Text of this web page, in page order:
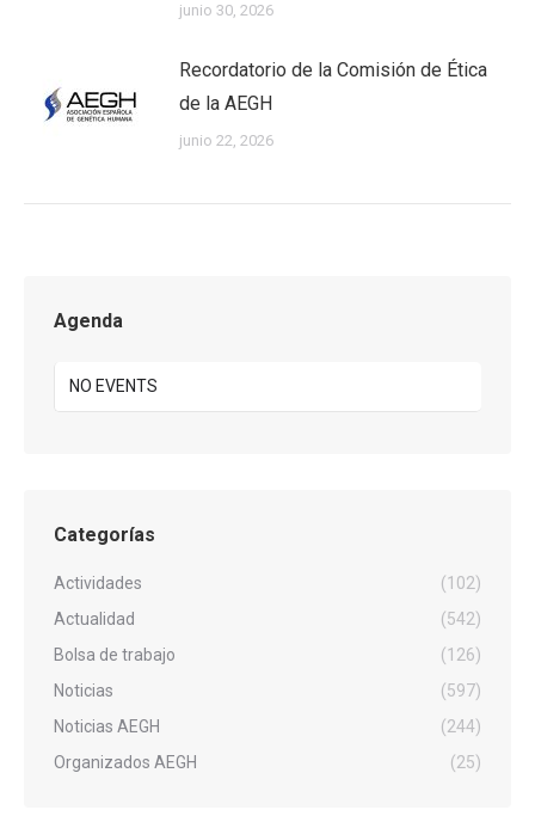
junio 30, 2026
Recordatorio de la Comisión de Ética
de la AEGH
junio 22, 2026
Agenda
NO EVENTS
Categorías
Actividades
(102)
Actualidad
(542)
Bolsa de trabajo
(126)
Noticias
(597)
Noticias AEGH
(244)
Organizados AEGH
(25)